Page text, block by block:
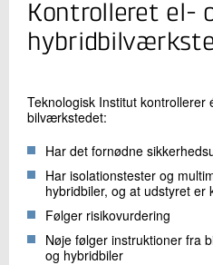
Jeg er din
Morten Hejndorf
Konsulent
Automobilteknik
Kontrolleret el-
Teknologisk Institut kontrollerer
bilværkstedet:
Har det fornødne
Har isolationstester og
hybridbiler, og at udstyret er
Følger risikovurdering
Nøje følger instruktioner fra
og hybridbiler